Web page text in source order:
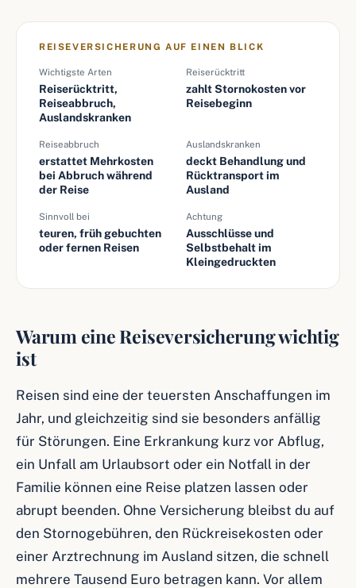
REISEVERSICHERUNG AUF EINEN BLICK
Wichtigste Arten
Reiserücktritt,
Reiseabbruch,
Auslandskranken
Reiserücktritt
zahlt Stornokosten vor
Reisebeginn
Reiseabbruch
erstattet Mehrkosten
bei Abbruch während
der Reise
Auslandskranken
deckt Behandlung und
Rücktransport im
Ausland
Sinnvoll bei
teuren, früh gebuchten
oder fernen Reisen
Achtung
Ausschlüsse und
Selbstbehalt im
Kleingedruckten
Warum eine Reiseversicherung wichtig
ist
Reisen sind eine der teuersten Anschaffungen im
Jahr, und gleichzeitig sind sie besonders anfällig
für Störungen. Eine Erkrankung kurz vor Abflug,
ein Unfall am Urlaubsort oder ein Notfall in der
Familie können eine Reise platzen lassen oder
abrupt beenden. Ohne Versicherung bleibst du auf
den Stornogebühren, den Rückreisekosten oder
einer Arztrechnung im Ausland sitzen, die schnell
mehrere Tausend Euro betragen kann. Vor allem